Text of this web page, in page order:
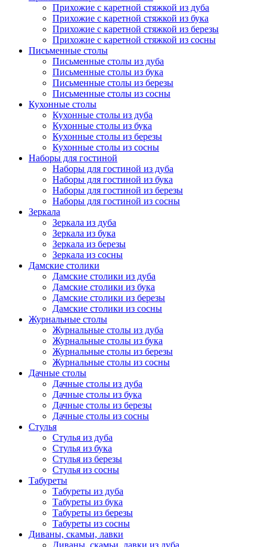
Прихожие с каретной стяжкой из дуба
Прихожие с каретной стяжкой из бука
Прихожие с каретной стяжкой из березы
Прихожие с каретной стяжкой из сосны
Письменные столы
Письменные столы из дуба
Письменные столы из бука
Письменные столы из березы
Письменные столы из сосны
Кухонные столы
Кухонные столы из дуба
Кухонные столы из бука
Кухонные столы из березы
Кухонные столы из сосны
Наборы для гостиной
Наборы для гостиной из дуба
Наборы для гостиной из бука
Наборы для гостиной из березы
Наборы для гостиной из сосны
Зеркала
Зеркала из дуба
Зеркала из бука
Зеркала из березы
Зеркала из сосны
Дамские столики
Дамские столики из дуба
Дамские столики из бука
Дамские столики из березы
Дамские столики из сосны
Журнальные столы
Журнальные столы из дуба
Журнальные столы из бука
Журнальные столы из березы
Журнальные столы из сосны
Дачные столы
Дачные столы из дуба
Дачные столы из бука
Дачные столы из березы
Дачные столы из сосны
Стулья
Стулья из дуба
Стулья из бука
Стулья из березы
Стулья из сосны
Табуреты
Табуреты из дуба
Табуреты из бука
Табуреты из березы
Табуреты из сосны
Диваны, скамьи, лавки
Диваны, скамьи, лавки из дуба